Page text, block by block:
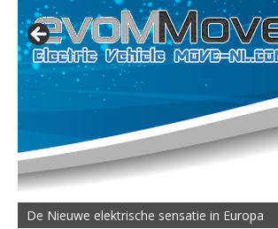
De Nieuwe elektrische sensatie in Europa